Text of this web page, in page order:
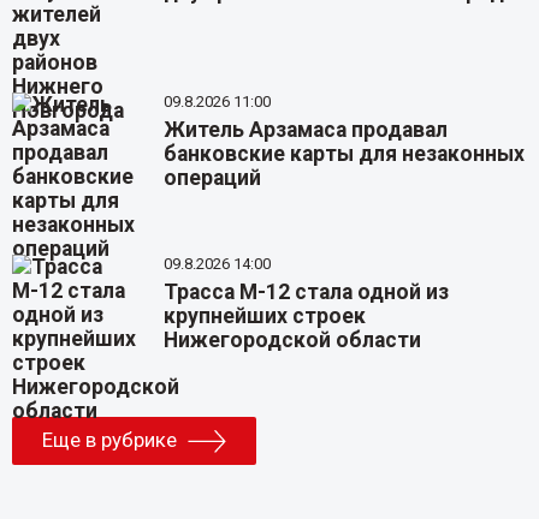
09.8.2026 11:00
Житель Арзамаса продавал
банковские карты для незаконных
операций
09.8.2026 14:00
Трасса М-12 стала одной из
крупнейших строек
Нижегородской области
Еще в рубрике